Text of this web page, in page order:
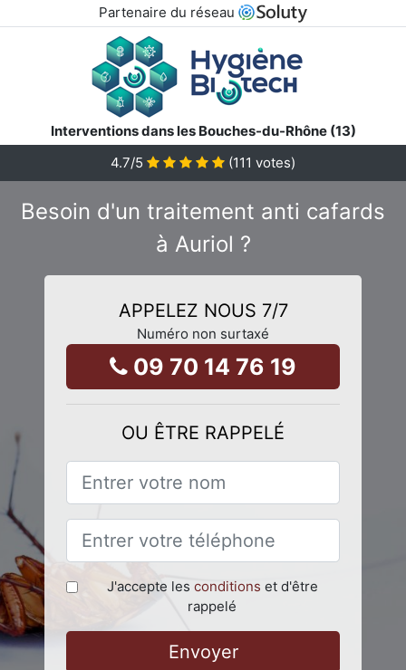
Partenaire du réseau
Interventions dans les Bouches-du-Rhône (13)
4.7/5 (111 votes)
Besoin d'un traitement anti cafards
à Auriol ?
APPELEZ NOUS 7/7
Numéro non surtaxé
09 70 14 76 19
OU ÊTRE RAPPELÉ
J'accepte les conditions et d'être
rappelé
Envoyer